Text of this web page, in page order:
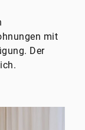
mit
Der